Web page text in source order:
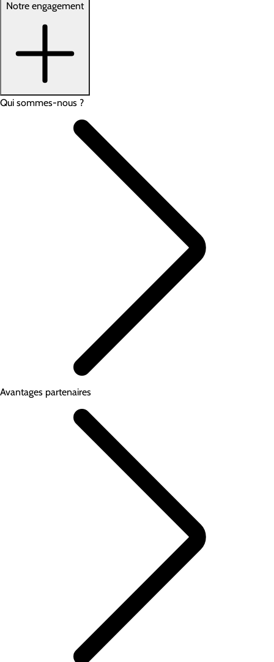
Notre engagement
Qui sommes-nous ?
Avantages partenaires